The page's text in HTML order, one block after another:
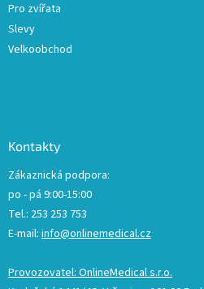
Pro zvířata
Slevy
Velkoobchod
Kontakty
Zákaznická podpora:
po - pá 9:00-15:00
Tel.: 253 253 753
E-mail: info@onlinemedical.cz
Provozovatel: OnlineMedical s.r.o.